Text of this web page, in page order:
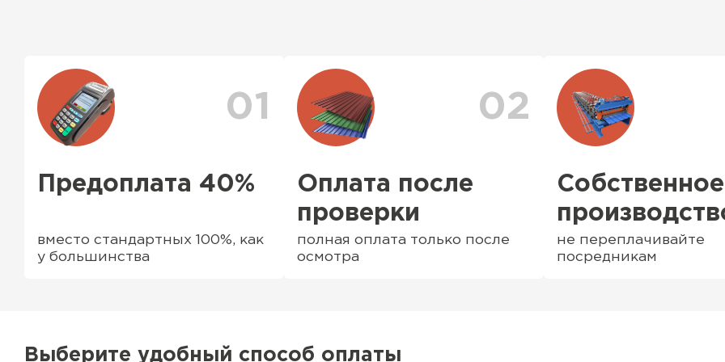
доставки
. Возможны
01
Предоплата 40%
вместо стандартных 100%, как
у большинства
02
Оплата после
проверки
полная оплата только после
осмотра
Собственное
не переплачивайте
посредникам
Выберите удобный способ оплаты
Водосточная система Софиты